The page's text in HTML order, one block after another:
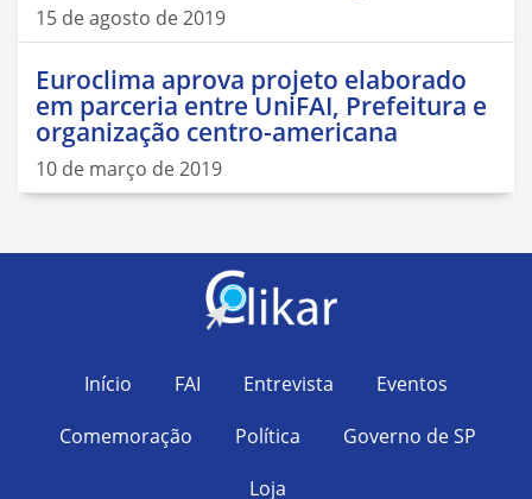
15 de agosto de 2019
Euroclima aprova projeto elaborado
em parceria entre UniFAI, Prefeitura e
organização centro-americana
10 de março de 2019
Início FAI Entrevista
Eventos
Comemoração
Política
Governo de SP
Loja